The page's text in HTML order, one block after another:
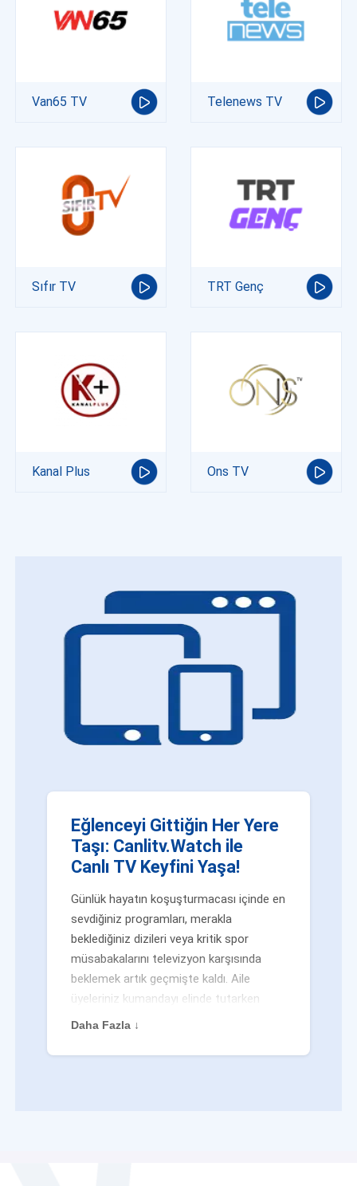
Van65 TV Telenews TV
Sıfır TV TRT Genç
Kanal Plus Ons TV
Eğlenceyi Gittiğin Her Yere
Taşı: Canlitv.Watch ile
Canlı TV Keyfini Yaşa!
Günlük hayatın koşuşturmacası içinde en
sevdiğiniz programları, merakla
beklediğiniz dizileri veya kritik spor
müsabakalarını televizyon karşısında
beklemek artık geçmişte kaldı. Aile
üyeleriniz kumandayı elinde tutarken
veya siz evden uzaktayken bile
değilsiniz. Geleneksel yayıncılığın
Daha Fazla ↓